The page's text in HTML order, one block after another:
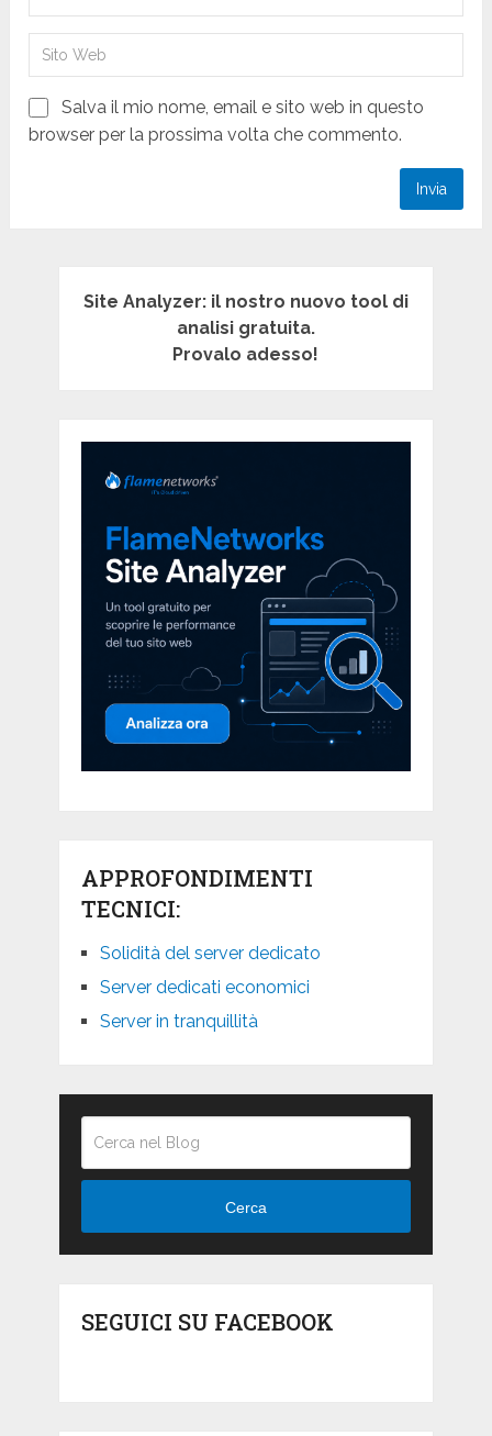
Salva il mio nome, email e sito web in questo
browser per la prossima volta che commento.
Site Analyzer: il nostro nuovo tool di
analisi gratuita.
Provalo adesso!
APPROFONDIMENTI
TECNICI:
Solidità del server dedicato
Server dedicati economici
Server in tranquillità
Cerca
SEGUICI SU FACEBOOK